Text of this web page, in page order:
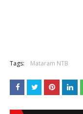
Tags: Mataram NTB